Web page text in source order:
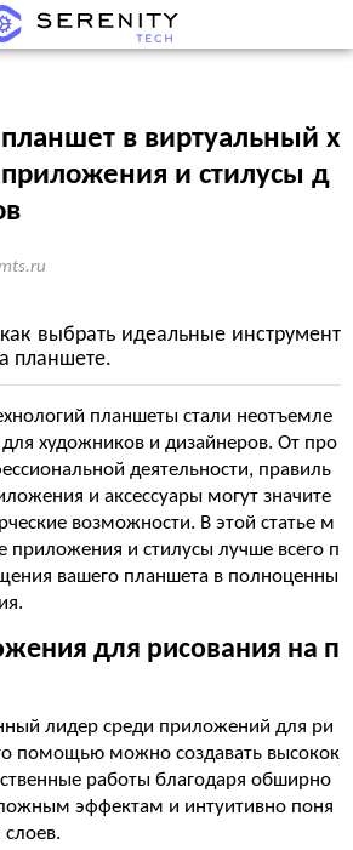
в виртуальный х
и стилусы д
выбрать идеальные инструмент
планшете.
планшеты стали неотъемле
художников и дизайнеров. От про
деятельности, правиль
и аксессуары могут значите
возможности. В этой статье м
приложения и стилусы лучше всего п
вашего планшета в полноценны
для рисования на п
лидер среди приложений для ри
помощью можно создавать высокок
работы благодаря обширно
эффектам и интуитивно поня